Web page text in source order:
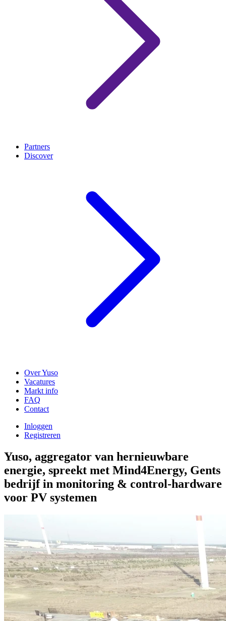
Partners
Discover
Over Yuso
Vacatures
Markt info
FAQ
Contact
Inloggen
Registreren
Yuso, aggregator van hernieuwbare
energie, spreekt met Mind4Energy, Gents
bedrijf in monitoring & control-hardware
voor PV systemen